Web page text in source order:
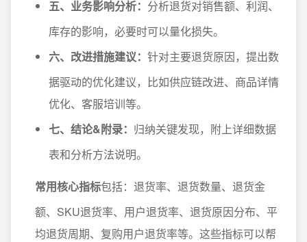
五、业务影响分析： 分析退货对销售额、利润、
库存的影响，必要时可以量化损失。
六、改进措施建议： 针对主要退货原因，提出数
据驱动的优化建议，比如供应链改进、商品详情
优化、客服培训等。
七、结论&附录： 归纳关键发现，附上详细数据
表和分析方法说明。
常用核心指标包括：退货率、退货数量、退货金
额、SKU退货率、用户退货率、退货原因分布、平
均退货周期、复购用户退货率等。这些指标可以帮